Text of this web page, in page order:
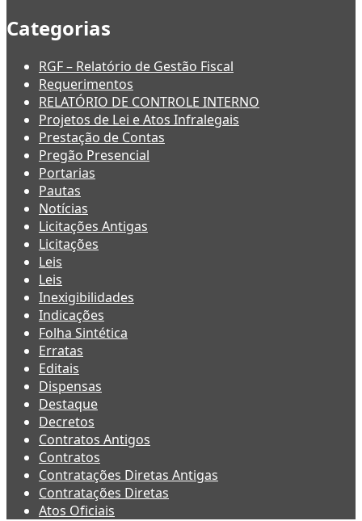
Categorias
RGF – Relatório de Gestão Fiscal
Requerimentos
RELATÓRIO DE CONTROLE INTERNO
Projetos de Lei e Atos Infralegais
Prestação de Contas
Pregão Presencial
Portarias
Pautas
Notícias
Licitações Antigas
Licitações
Leis
Leis
Inexigibilidades
Indicações
Folha Sintética
Erratas
Editais
Dispensas
Destaque
Decretos
Contratos Antigos
Contratos
Contratações Diretas Antigas
Contratações Diretas
Atos Oficiais